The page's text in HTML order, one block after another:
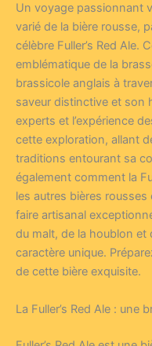
Un voyage passionnant
varié de la bière rousse,
célèbre Fuller’s Red Ale.
emblématique de la
brassicole anglais à
saveur distinctive et son
experts et l’expérience
cette exploration, allant
traditions entourant sa
également comment la
les autres bières
faire artisanal
du malt, de la houblon
caractère unique.
de cette bière exquisite.
La Fuller’s Red Ale : une